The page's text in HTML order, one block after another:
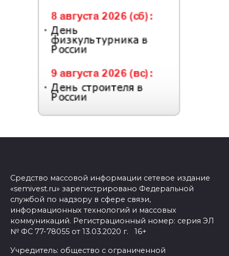
Средство массовой информации сетевое издание
«semivest.ru» зарегистрировано Федеральной
службой по надзору в сфере связи,
информационных технологий и массовых
коммуникаций. Регистрационный номер: серия ЭЛ
№ ФС 77-78055 от 13.03.2020 г. 16+
Учредитель: общество с ограниченной